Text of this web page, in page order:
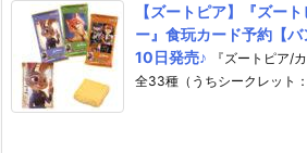
【ズートピア】『ズー
ー』食玩カード予約【
10日発売♪
『ズートピア/
全33種（うちシークレット